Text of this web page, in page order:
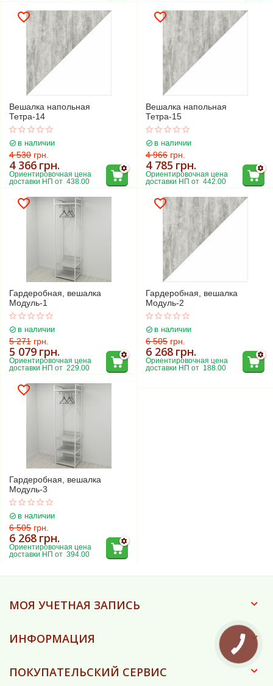
Вешалка напольная
Тетра-14
в наличии
4 530 грн.
4 366 грн.
Ориентировочная цена
доставки НП от  438.00
Вешалка напольная
Тетра-15
в наличии
4 966 грн.
4 785 грн.
Ориентировочная цена
доставки НП от  442.00
Гардеробная, вешалка
Модуль-1
в наличии
5 271 грн.
5 079 грн.
Ориентировочная цена
доставки НП от  229.00
Гардеробная, вешалка
Модуль-2
в наличии
6 505 грн.
6 268 грн.
Ориентировочная цена
доставки НП от  188.00
Гардеробная, вешалка
Модуль-3
в наличии
6 505 грн.
6 268 грн.
Ориентировочная цена
доставки НП от  394.00
МОЯ УЧЕТНАЯ ЗАПИСЬ
ИНФОРМАЦИЯ
ПОКУПАТЕЛЬСКИЙ СЕРВИС
КНОПКА
ЗВ'ЯЗКУ